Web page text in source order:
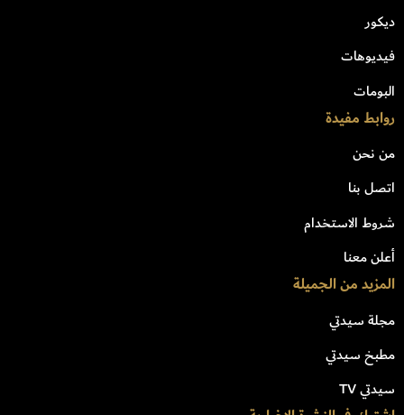
ديكور
فيديوهات
البومات
روابط مفيدة
من نحن
اتصل بنا
شروط الاستخدام
أعلن معنا
المزيد من الجميلة
مجلة سيدتي
مطبخ سيدتي
سيدتي TV